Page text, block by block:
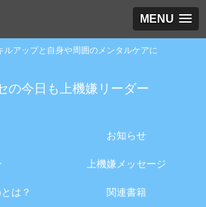
MENU
ルアップと自身や周囲のメンタルケアに
の今日も上機嫌リーダー
お知らせ
上機嫌メッセージ
は？ 関連書籍